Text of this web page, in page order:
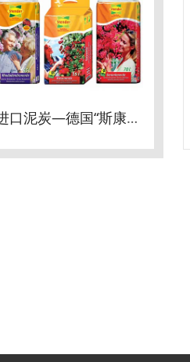
进口泥炭—德国“斯康得”泥炭